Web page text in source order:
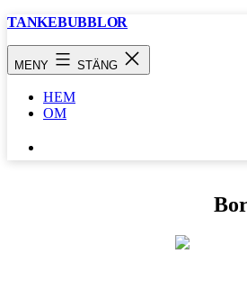
Hoppa
TANKEBUBBLOR
MENY STÄNG
HEM
OM
…